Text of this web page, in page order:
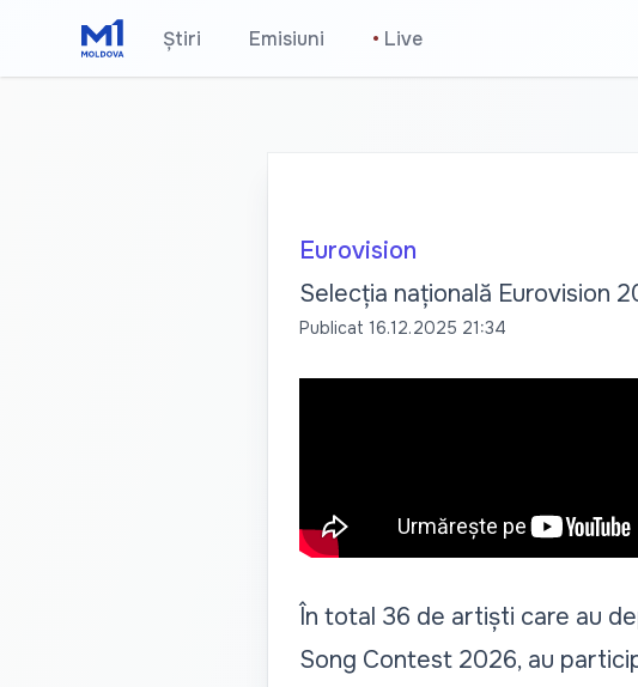
Știri Emisiuni • Live
Eurovision
Selecția națională Eurovision
Publicat 16.12.2025 21:34
În total 36 de artiști care au
Song Contest 2026, au